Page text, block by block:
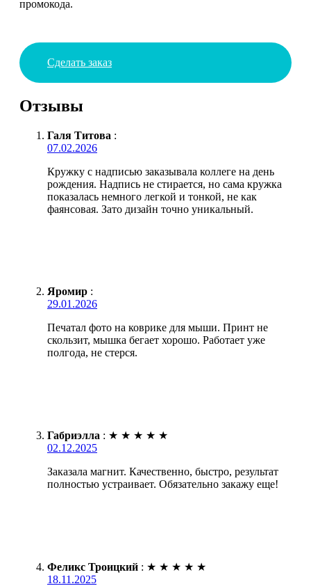
промокода.
Сделать заказ
Отзывы
Галя Титова :
07.02.2026
Кружку с надписью заказывала коллеге на день
рождения. Надпись не стирается, но сама кружка
показалась немного легкой и тонкой, не как
фаянсовая. Зато дизайн точно уникальный.
Яромир :
29.01.2026
Печатал фото на коврике для мыши. Принт не
скользит, мышка бегает хорошо. Работает уже
полгода, не стерся.
Габриэлла : ★ ★ ★ ★ ★
02.12.2025
Заказала магнит. Качественно, быстро, результат
полностью устраивает. Обязательно закажу еще!
Феликс Троицкий : ★ ★ ★ ★ ★
18.11.2025